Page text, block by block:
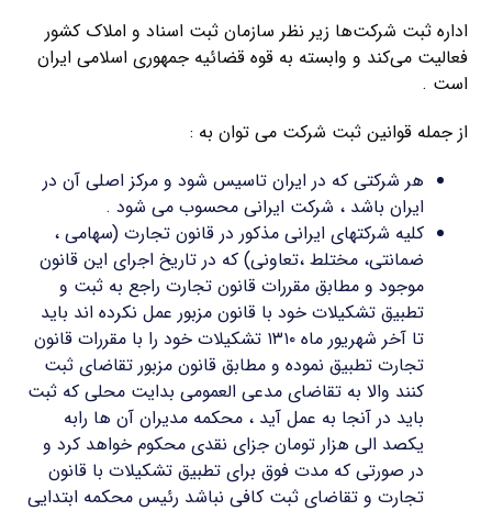
اداره ثبت شرکت‌ها زیر نظر سازمان ثبت اسناد و املاک کشور
فعالیت می‌کند و وابسته به قوه قضائیه جمهوری اسلامی ایران
است .
از جمله قوانین ثبت شرکت می توان به :
هر شرکتی که در ایران تاسیس شود و مرکز اصلی آن در
ایران باشد ، شرکت ایرانی محسوب می شود .
کلیه شرکتهای ایرانی مذکور در قانون تجارت (سهامی ،
ضمانتی، مختلط ،تعاونی) که در تاریخ اجرای این قانون
موجود و مطابق مقررات قانون تجارت راجع به ثبت و
تطبیق تشکیلات خود با قانون مزبور عمل نکرده اند باید
تا آخر شهریور ماه ۱۳۱۰ تشکیلات خود را با مقررات قانون
تجارت تطبیق نموده و مطابق قانون مزبور تقاضای ثبت
کنند والا به تقاضای مدعی العمومی بدایت محلی که ثبت
باید در آنجا به عمل آید ، محکمه مدیران آن ها رابه
یکصد الی هزار تومان جزای نقدی محکوم خواهد کرد و
در صورتی که مدت فوق برای تطبیق تشکیلات با قانون
تجارت و تقاضای ثبت کافی نباشد رئیس محکمه ابتدایی